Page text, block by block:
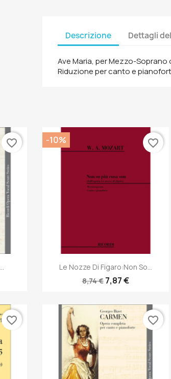
Descrizione Dettagli
Ave Maria, per Mezzo-
Riduzione per canto e
favorite_border
 Anteprima
Le Nozze Di Figaro:Non So...
8,74 € 7,87 €
-10% favorite_border
favorite_border favorite_border